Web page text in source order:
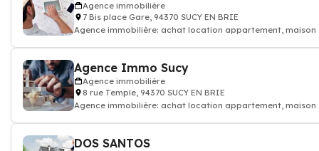
Agence immobilière
7 Bis place Gare, 94370 SUCY EN BRIE
Agence immobilière: achat location appartement, maison
Agence Immo Sucy
Agence immobilière
8 rue Temple, 94370 SUCY EN BRIE
Agence immobilière: achat location appartement, maison
DOS SANTOS